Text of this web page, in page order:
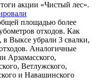
акции «Чистый лес».
площадью более
отходов. Как
в Выксе убрали 3 свалки,
Аналогичные
Арзамасского,
Ветлужского,
и Навашинского